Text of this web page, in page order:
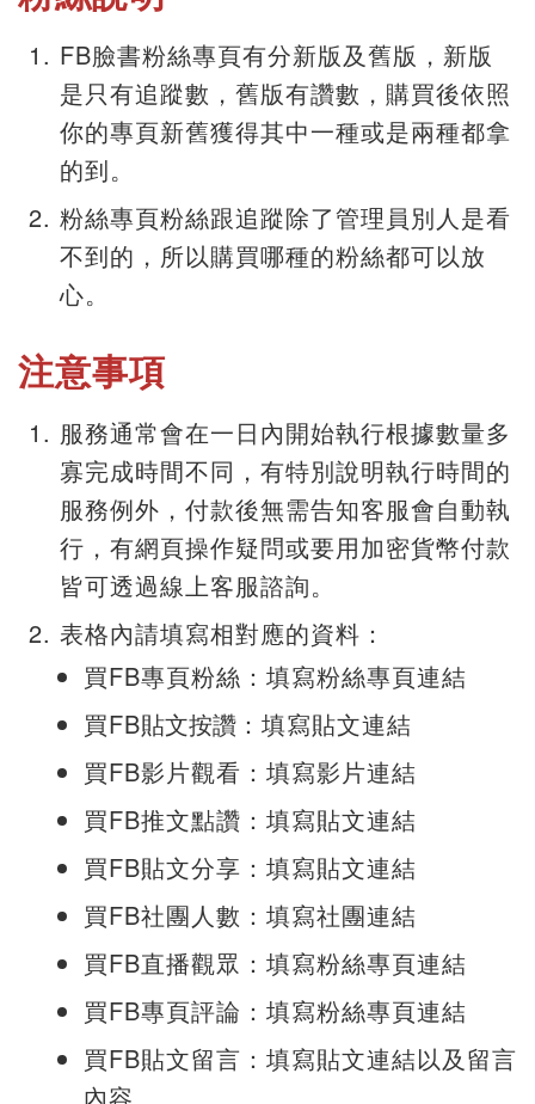
FB臉書粉絲專頁有分新版及舊版，新版
是只有追蹤數，舊版有讚數，購買後依照
你的專頁新舊獲得其中一種或是兩種都拿
的到。
粉絲專頁粉絲跟追蹤除了管理員別人是看
不到的，所以購買哪種的粉絲都可以放
心。
注意事項
服務通常會在一日內開始執行根據數量多
寡完成時間不同，有特別說明執行時間的
服務例外，付款後無需告知客服會自動執
行，有網頁操作疑問或要用加密貨幣付款
皆可透過線上客服諮詢。
表格內請填寫相對應的資料：
買FB專頁粉絲：填寫粉絲專頁連結
買FB貼文按讚 ：填寫貼文連結
買FB影片觀看：填寫影片連結
買FB推文點讚：填寫貼文連結
買FB貼文分享：填寫貼文連結
買FB社團人數：填寫社團連結
買FB直播觀眾：填寫粉絲專頁連結
買FB專頁評論：填寫粉絲專頁連結
買FB貼文留言：填寫貼文連結以及留言
內容